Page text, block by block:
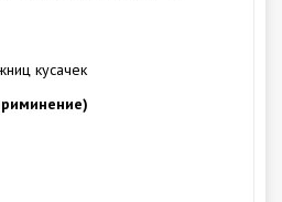
кусачек